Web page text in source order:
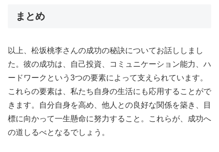
まとめ
以上、松坂桃李さんの成功の秘訣についてお話ししまし
た。彼の成功は、自己投資、コミュニケーション能力、ハ
ードワークという3つの要素によって支えられています。
これらの要素は、私たち自身の生活にも応用することがで
きます。自分自身を高め、他人との良好な関係を築き、目
標に向かって一生懸命に努力すること。これらが、成功へ
の道しるべとなるでしょう。